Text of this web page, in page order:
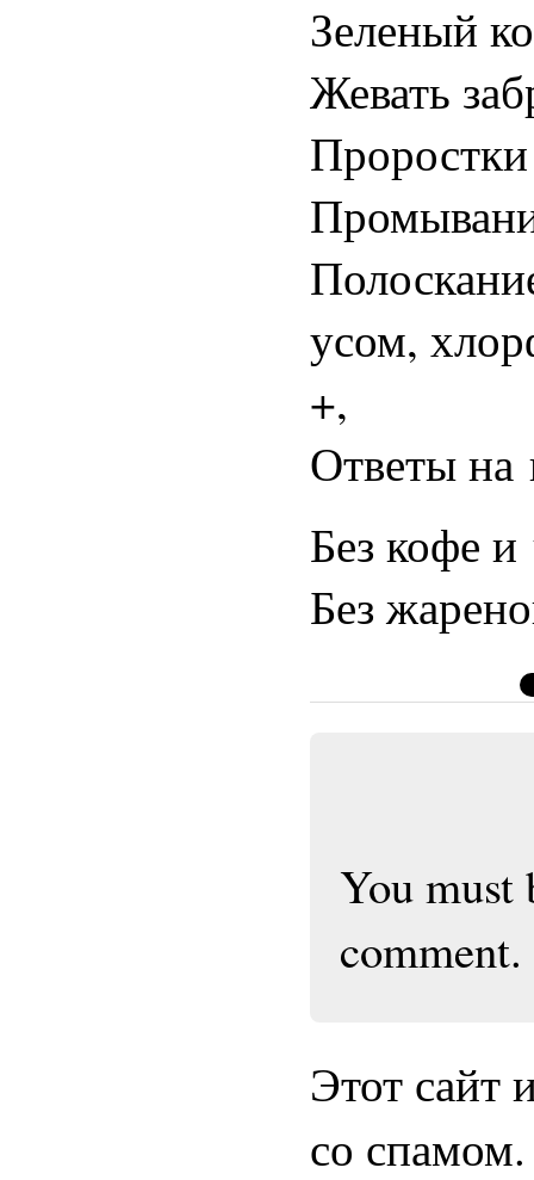
Зеленый
Жевать
усом,
+,
Ответы на
Без кофе
Без
You must
comment.
Этот сайт
со